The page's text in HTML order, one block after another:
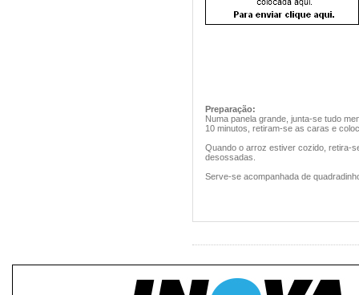
Preparação:
Numa panela grande, junta-se tudo
10 minutos, retiram-se as caras e
Quando o arroz estiver cozido, retira-
desossadas.
Serve-se acompanhada de